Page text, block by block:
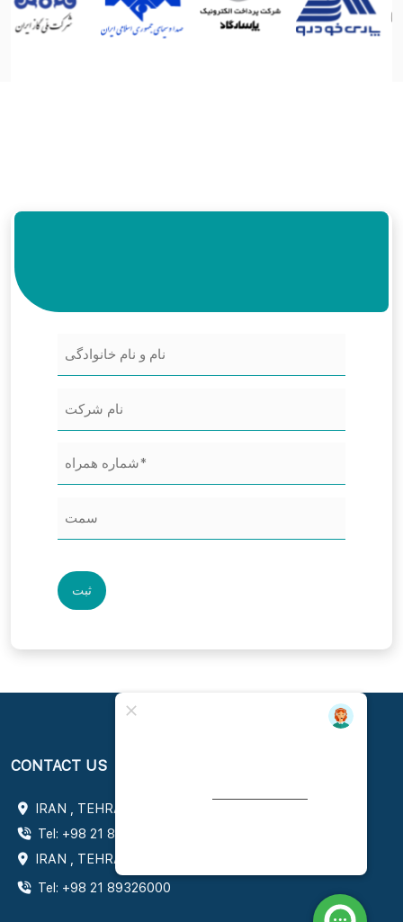
و
نام
خانوادگی
شرکت
(Required)
شماره
همراه
(Required)
CONTACT US
IRAN , TEHRAN , No 30, 18th St, Vozara St,
Tel: +98 21 84363000
IRAN , TEHRAN , No 5, Ehtesham St, Valiasr st
Tel: +98 21 89326000